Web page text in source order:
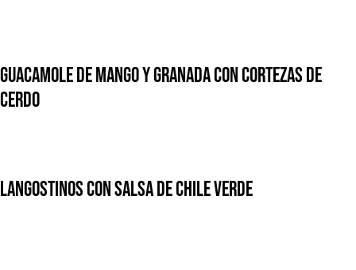
GUACAMOLE DE MANGO Y GRANADA CON CORTEZAS DE
CERDO
LANGOSTINOS CON SALSA DE CHILE VERDE